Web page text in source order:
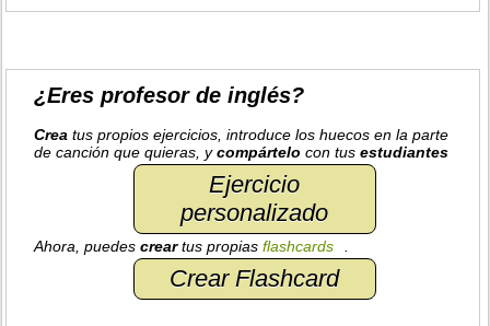
¿Eres profesor de inglés?
Crea tus propios ejercicios, introduce los huecos en la parte
de canción que quieras, ycompártelo con tusestudiantes
Ejercicio
personalizado
Ahora, puedescreartus propiasflashcards
Crear Flashcard